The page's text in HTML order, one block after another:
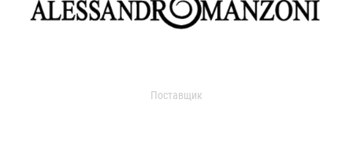
Поставщик